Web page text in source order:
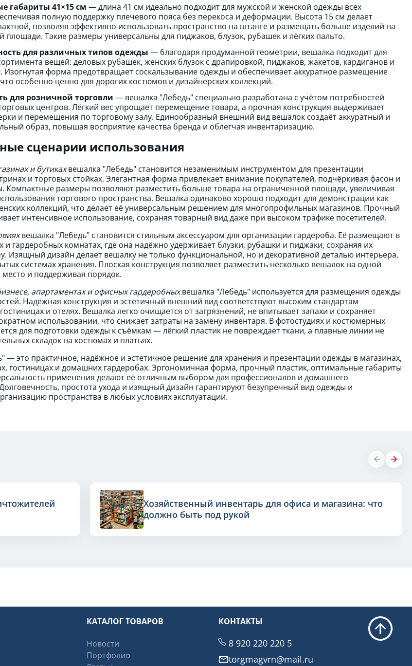
габариты 41×15 см — длина 41 см идеально подходит для мужской и женской одежды всех
полную поддержку плечевого пояса без перекоса и деформации. Высота 15 см делает
позволяя эффективно использовать пространство на штанге и размещать больше изделий на
площади. Такие размеры универсальны для пиджаков, блузок, рубашек и лёгких пальто.
для различных типов одежды — благодаря продуманной геометрии, вешалка подходит для
вещей: деловых рубашек, женских блузок с драпировкой, пиджаков, жакетов, кардиганов и
Изогнутая форма предотвращает соскальзывание одежды и обеспечивает аккуратное размещение
особенно ценно для дорогих костюмов и дизайнерских коллекций.
для розничной торговли — вешалка "Лебедь" специально разработана с учётом потребностей
центров. Лёгкий вес упрощает перемещение товара, а прочная конструкция выдерживает
и перемещения по торговому залу. Единообразный внешний вид вешалок создаёт аккуратный и
образ, повышая восприятие качества бренда и облегчая инвентаризацию.
сценарии использования
и бутикахвешалка "Лебедь" становится незаменимым инструментом для презентации
и торговых стойках. Элегантная форма привлекает внимание покупателей, подчёркивая фасон и
Компактные размеры позволяют разместить больше товара на ограниченной площади, увеличивая
торгового пространства. Вешалка одинаково хорошо подходит для демонстрации как
коллекций, что делает её универсальным решением для многопрофильных магазинов. Прочный
интенсивное использование, сохраняя товарный вид даже при высоком трафике посетителей.
вешалка "Лебедь" становится стильным аксессуаром для организации гардероба. Её размещают в
и гардеробных комнатах, где она надёжно удерживает блузки, рубашки и пиджаки, сохраняя их
Изящный дизайн делает вешалку не только функциональной, но и декоративной деталью интерьера,
системах хранения. Плоская конструкция позволяет разместить несколько вешалок на одной
и поддерживая порядок.
апартаментах и офисных гардеробныхвешалка "Лебедь" используется для размещения одежды
Надёжная конструкция и эстетичный внешний вид соответствуют высоким стандартам
и отелях. Вешалка легко очищается от загрязнений, не впитывает запахи и сохраняет
использовании, что снижает затраты на замену инвентаря. В фотостудиях и костюмерных
для подготовки одежды к съёмкам — лёгкий пластик не повреждает ткани, а плавные линии не
складок на костюмах и платьях.
— это практичное, надёжное и эстетичное решение для хранения и презентации одежды в магазинах,
гостиницах и домашних гардеробах. Эргономичная форма, прочный пластик, оптимальные габариты
применения делают её отличным выбором для профессионалов и домашнего
простота ухода и изящный дизайн гарантируют безупречный вид одежды и
пространства в любых условиях эксплуатации.
Хозяйственный инвентарь для офиса и магазина: что
должно быть под рукой
КАТАЛОГ ТОВАРОВ
Новости
Портфолио
КОНТАКТЫ
8 920 220 220 5
torgmagvrn@mail.ru